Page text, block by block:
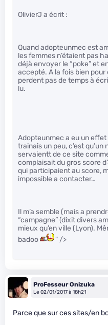
OlivierJ a écrit :
Quand adopteunmec est
les femmes n’étaient pas
déjà envoyer le “poke” et
accepté. A la fois bien pour
perdent pas de temps à
lu.
Adopteunmec a eu un effet
trainais un peu, c’est
servaientt de ce site
complaisait du gros score
qui participaient au score,
impossible a contacter…
Il m’a semble (mais a
“campagne” (dixit divers
mieux qu’en ville (Lyon).
badoo
" />
ProFesseur Onizuka
Le 02/01/2017 à 18h21
Parce que sur ces sites/en